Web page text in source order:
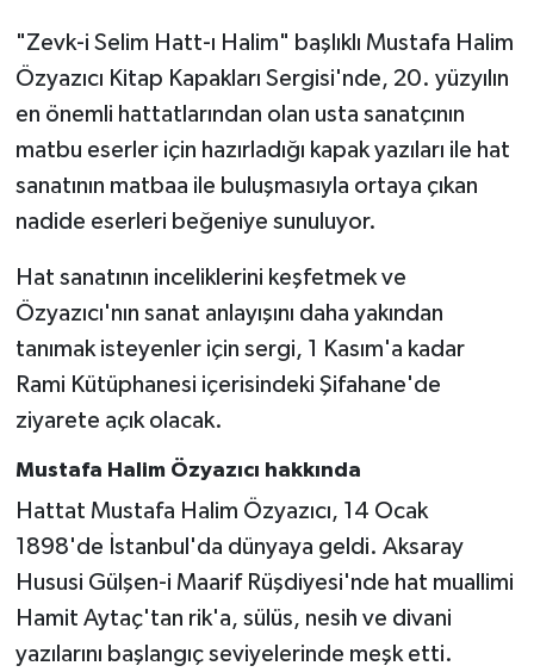
"Zevk-i Selim Hatt-ı Halim" başlıklı Mustafa Halim
Özyazıcı Kitap Kapakları Sergisi'nde, 20. yüzyılın
en önemli hattatlarından olan usta sanatçının
matbu eserler için hazırladığı kapak yazıları ile hat
sanatının matbaa ile buluşmasıyla ortaya çıkan
nadide eserleri beğeniye sunuluyor.
Hat sanatının inceliklerini keşfetmek ve
Özyazıcı'nın sanat anlayışını daha yakından
tanımak isteyenler için sergi, 1 Kasım'a kadar
Rami Kütüphanesi içerisindeki Şifahane'de
ziyarete açık olacak.
Mustafa Halim Özyazıcı hakkında
Hattat Mustafa Halim Özyazıcı, 14 Ocak
1898'de İstanbul'da dünyaya geldi. Aksaray
Hususi Gülşen-i Maarif Rüşdiyesi'nde hat muallimi
Hamit Aytaç'tan rik'a, sülüs, nesih ve divani
yazılarını başlangıç seviyelerinde meşk etti.